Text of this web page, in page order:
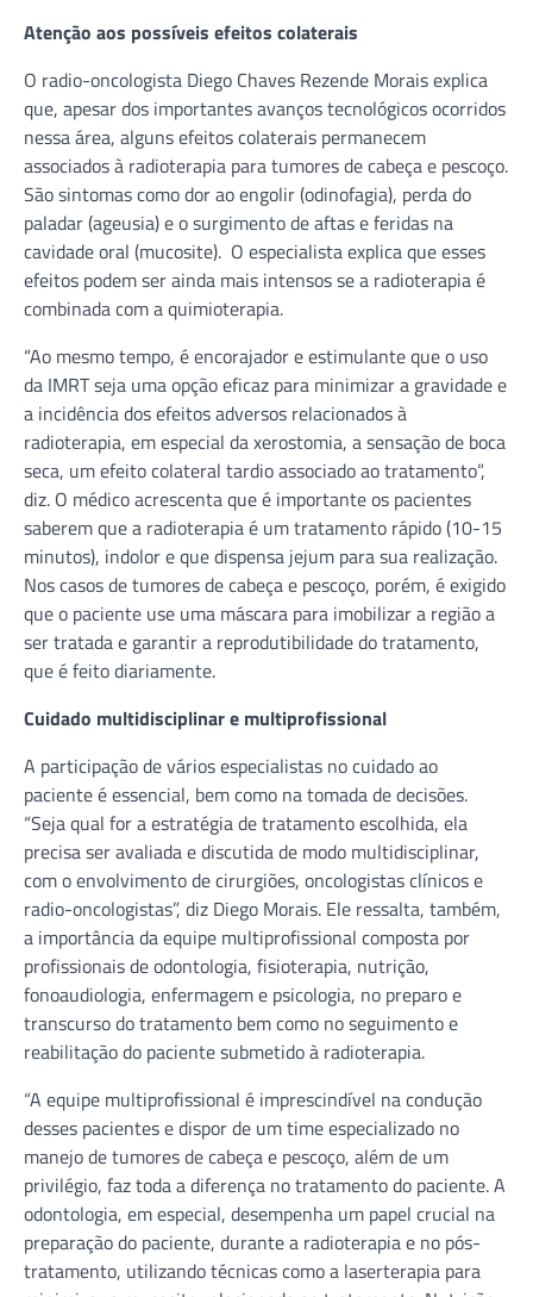
Atenção aos possíveis efeitos colaterais
O radio-oncologista Diego Chaves Rezende Morais explica
que, apesar dos importantes avanços tecnológicos ocorridos
nessa área, alguns efeitos colaterais permanecem
associados à radioterapia para tumores de cabeça e pescoço.
São sintomas como dor ao engolir (odinofagia), perda do
paladar (ageusia) e o surgimento de aftas e feridas na
cavidade oral (mucosite). O especialista explica que esses
efeitos podem ser ainda mais intensos se a radioterapia é
combinada com a quimioterapia.
“Ao mesmo tempo, é encorajador e estimulante que o uso
da IMRT seja uma opção eficaz para minimizar a gravidade e
a incidência dos efeitos adversos relacionados à
radioterapia, em especial da xerostomia, a sensação de boca
seca, um efeito colateral tardio associado ao tratamento”,
diz. O médico acrescenta que é importante os pacientes
saberem que a radioterapia é um tratamento rápido (10-15
minutos), indolor e que dispensa jejum para sua realização.
Nos casos de tumores de cabeça e pescoço, porém, é exigido
que o paciente use uma máscara para imobilizar a região a
ser tratada e garantir a reprodutibilidade do tratamento,
que é feito diariamente.
Cuidado multidisciplinar e multiprofissional
A participação de vários especialistas no cuidado ao
paciente é essencial, bem como na tomada de decisões.
“Seja qual for a estratégia de tratamento escolhida, ela
precisa ser avaliada e discutida de modo multidisciplinar,
com o envolvimento de cirurgiões, oncologistas clínicos e
radio-oncologistas”, diz Diego Morais. Ele ressalta, também,
a importância da equipe multiprofissional composta por
profissionais de odontologia, fisioterapia, nutrição,
fonoaudiologia, enfermagem e psicologia, no preparo e
transcurso do tratamento bem como no seguimento e
reabilitação do paciente submetido à radioterapia.
“A equipe multiprofissional é imprescindível na condução
desses pacientes e dispor de um time especializado no
manejo de tumores de cabeça e pescoço, além de um
privilégio, faz toda a diferença no tratamento do paciente. A
odontologia, em especial, desempenha um papel crucial na
preparação do paciente, durante a radioterapia e no pós-
tratamento, utilizando técnicas como a laserterapia para